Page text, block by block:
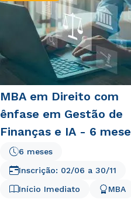
MBA em Direito com
ênfase em Gestão de
Finanças e IA - 6
6 meses
Início Imediato MBA
Inscrição: 02/06 a 30/11